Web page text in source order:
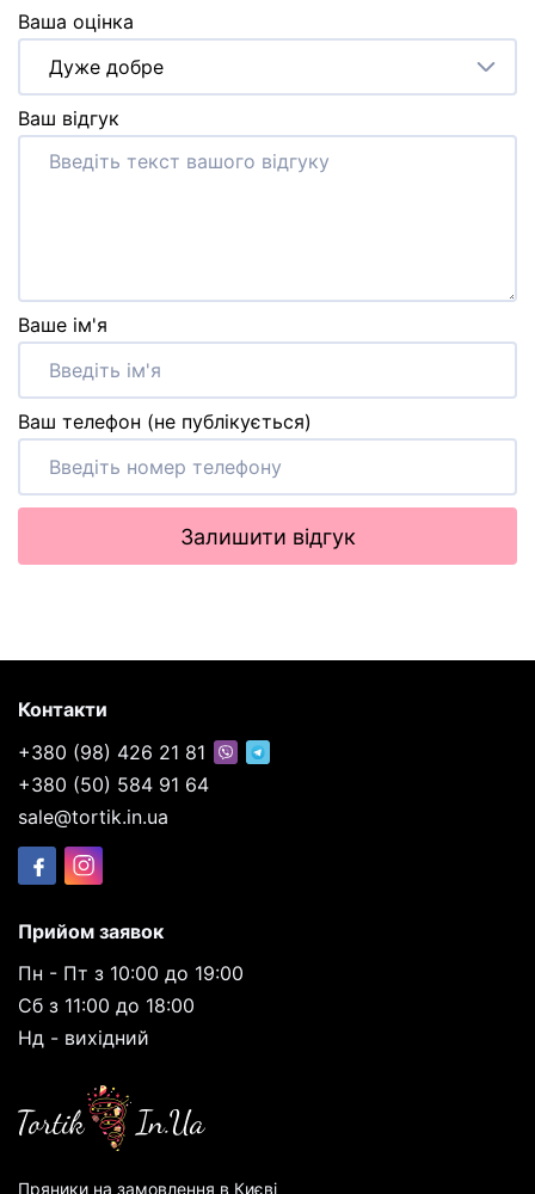
Ваша оцінка
Дуже добре
Ваш відгук
Ваше ім'я
Ваш телефон (не публікується)
Залишити відгук
Контакти
+380 (98) 426 21 81
+380 (50) 584 91 64
sale@tortik.in.ua
Прийом заявок
Пн - Пт з 10:00 до 19:00
Сб з 11:00 до 18:00
Нд - вихідний
Пряники на замовлення в Києві